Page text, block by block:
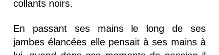
collants noirs.
En passant ses mains le long de ses
jambes élancées elle pensait à ses mains à